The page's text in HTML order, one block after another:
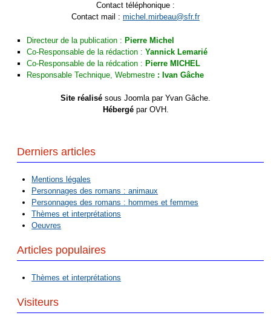
Contact téléphonique :
Contact mail : michel.mirbeau@sfr.fr
Directeur de la publication : Pierre Michel
Co-Responsable de la rédaction : Yannick Lemarié
Co-Responsable de la rédcation : Pierre MICHEL
Responsable Technique, Webmestre : Ivan Gâche
Site réalisé sous Joomla par Yvan Gâche.
Hébergépar OVH.
Derniers articles
Mentions légales
Personnages des romans : animaux
Personnages des romans : hommes et femmes
Thèmes et interprétations
Oeuvres
Articles populaires
Thèmes et interprétations
Visiteurs